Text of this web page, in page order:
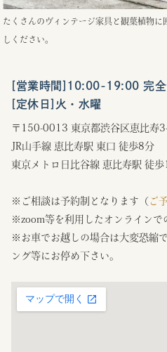
たくさんのヴィンテージ家具と観葉植物
しください。
[営業時間]10:00-19:00 完全
[定休日]火・水曜
〒150-0013 東京都渋谷区恵比寿
JR山手線 恵比寿駅 東口 徒歩8分
東京メトロ日比谷線 恵比寿駅 徒
※ご相談は予約制となります（ ご
※zoom等を利用したオンラインで
※お車でお越しの場合は大変恐縮
ング等にお停め下さい。